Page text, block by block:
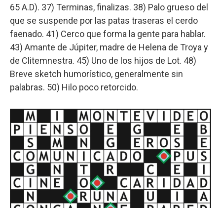
65 A.D). 37) Terminas, finalizas. 38) Palo grueso del
que se suspende por las patas traseras el cerdo
faenado. 41) Cerco que forma la gente para hablar.
43) Amante de Júpiter, madre de Helena de Troya y
de Clitemnestra. 45) Uno de los hijos de Lot. 48)
Breve sketch humorístico, generalmente sin
palabras. 50) Hilo poco retorcido.